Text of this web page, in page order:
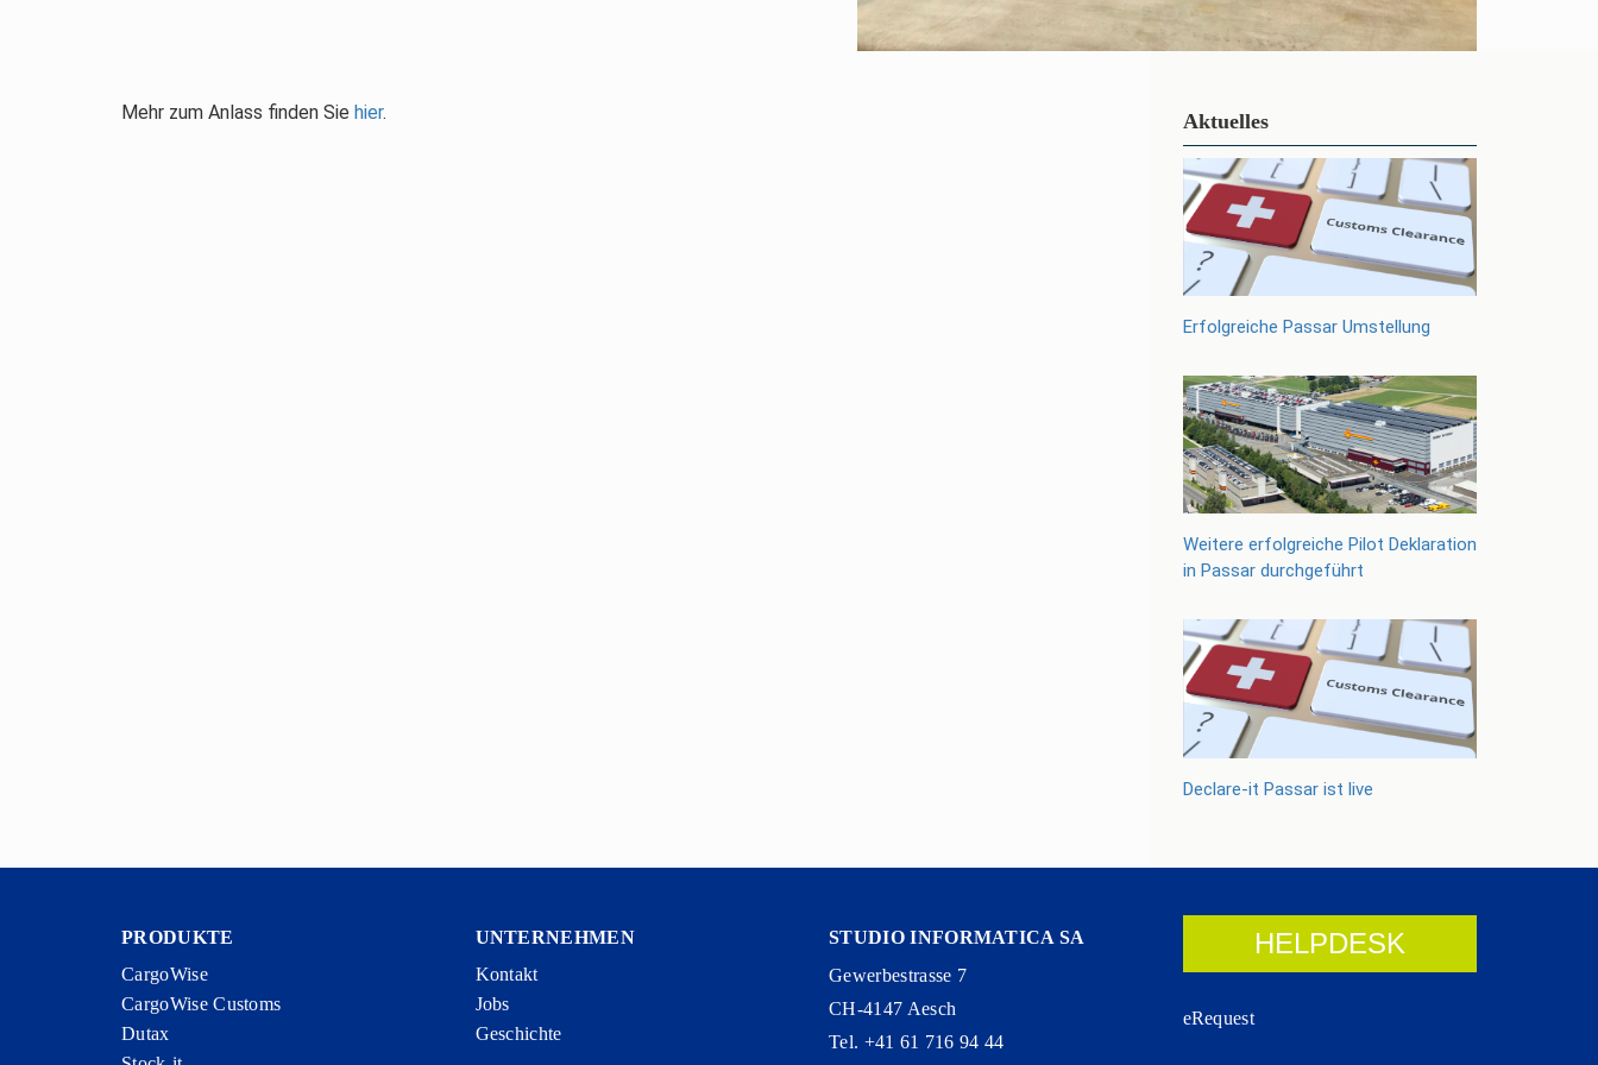
Mehr zum Anlass finden Sie hier. Aktuelles
Erfolgreiche Passar Umstellung
Weitere erfolgreiche Pilot Deklaration
in Passar durchgeführt
Declare-it Passar ist live
PRODUKTE
CargoWise
CargoWise Customs
Dutax
UNTERNEHMEN
Kontakt
Jobs
Geschichte
STUDIO INFORMATICA SA
Gewerbestrasse 7
CH-4147 Aesch
Tel. +41 61 716 94 44
HELPDESK
eRequest